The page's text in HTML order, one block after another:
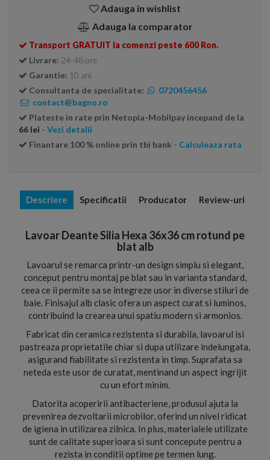
Adauga in wishlist
Adauga la comparator
Transport GRATUIT la comenzi peste 600 Ron.
Livrare: 24-48 ore
Garantie: 10 ani
Consultanta de specialitate:
0720456456
contact@bagno.ro
Plateste in rate prin Netopia-Mobilpay incepand de la
66 lei - Vezi detalii
Finantare 100 % online prin tbi bank - Calculeaza rata
Descriere Specificatii Producator Review-uri
Lavoar Deante Silia Hexa 36x36 cm rotund pe
blat alb
Lavoarul se remarca printr-un design simplu si elegant,
conceput pentru montaj pe blat sau in varianta standard,
ceea ce ii permite sa se integreze usor in diverse stiluri de
baie. Finisajul alb clasic ofera un aspect curat si luminos,
contribuind la crearea unui spatiu modern si armonios.
Fabricat din ceramica rezistenta si durabila, lavoarul isi
pastreaza proprietatile chiar si dupa utilizare indelungata,
asigurand fiabilitate si rezistenta in timp. Suprafata sa
neteda este usor de curatat, mentinand un aspect ingrijit
cu un efort minim.
Datorita acoperirii antibacteriene, produsul ajuta la
prevenirea dezvoltarii microbilor, oferind un nivel ridicat
de igiena in utilizarea zilnica. In plus, materialele utilizate
sunt de calitate superioara si sunt concepute pentru a
rezista in conditii optime pe termen lung.